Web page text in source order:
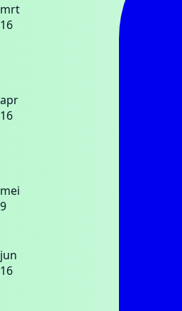
mrt
16
apr
16
mei
9
jun
16